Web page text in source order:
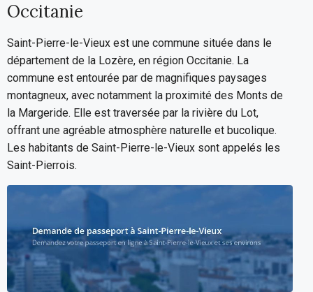
Occitanie
Saint-Pierre-le-Vieux est une commune située dans le
département de la Lozère, en région Occitanie. La
commune est entourée par de magnifiques paysages
montagneux, avec notamment la proximité des Monts de
la Margeride. Elle est traversée par la rivière du Lot,
offrant une agréable atmosphère naturelle et bucolique.
Les habitants de Saint-Pierre-le-Vieux sont appelés les
Saint-Pierrois.